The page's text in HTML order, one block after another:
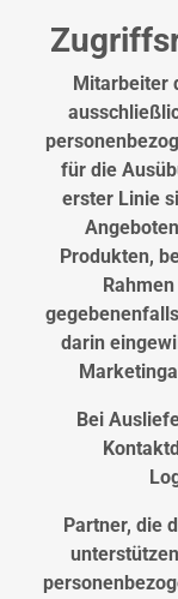
Mitarbeiter
für die
erster Linie
Produkten,
darin
Bei
Partner, die